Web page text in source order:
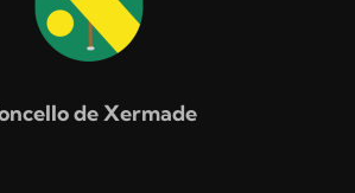
de Xermade